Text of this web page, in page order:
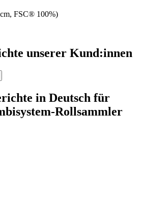
FSC® 100%)
unserer Kund:innen
in Deutsch für
Rollsammler